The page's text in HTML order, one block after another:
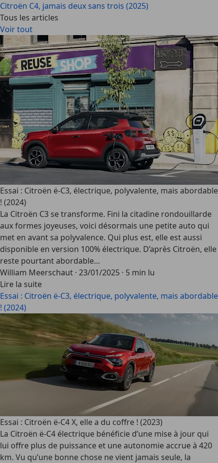
Citroën C4, jamais deux sans trois (2025)
Tous les articles
Voir tout
Essai : Citroën ë-C3, électrique, polyvalente, mais abordable
! (2024)
La Citroën C3 se transforme. Fini la citadine rondouillarde
aux formes joyeuses, voici désormais une petite auto qui
met en avant sa polyvalence. Qui plus est, elle est aussi
disponible en version 100% électrique. D’après Citroën, elle
reste pourtant abordable…
William Meerschaut · 23/01/2025 · 5 min lu
Lire la suite
Essai : Citroën ë-C3, électrique, polyvalente, mais abordable
! (2024)
Essai : Citroën ë-C4 X, elle a du coffre ! (2023)
La Citroën ë-C4 électrique bénéficie d’une mise à jour qui
lui offre plus de puissance et une autonomie accrue à 420
km. Vu qu’une bonne chose ne vient jamais seule, la